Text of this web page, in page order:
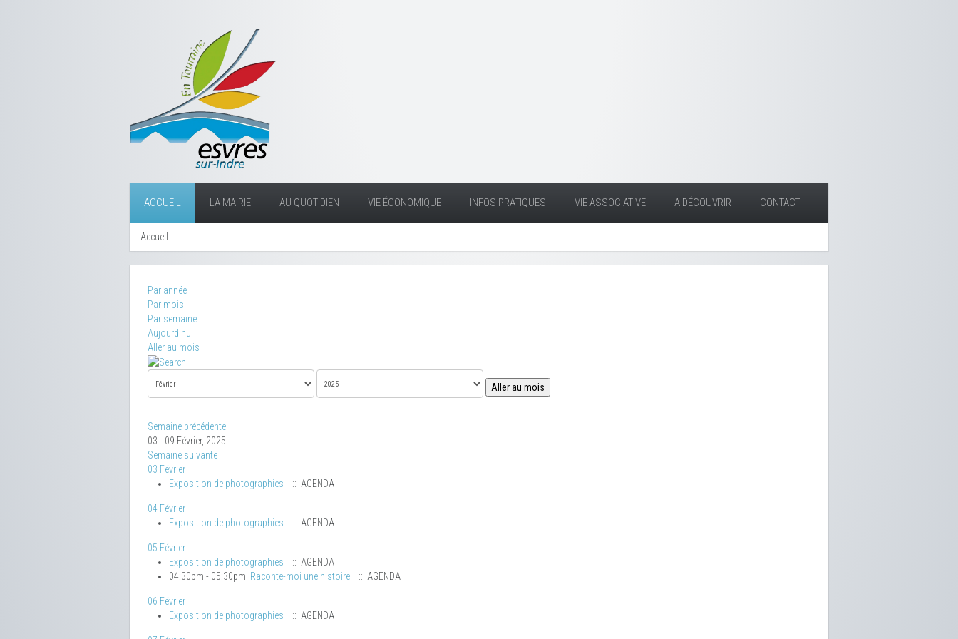
ACCUEIL LA MAIRIE AU QUOTIDIEN VIE ÉCONOMIQUE INFOS PRATIQUES VIE ASSOCIATIVE A DÉCOUVRIR CONTACT
Accueil
Par année
Par mois
Par semaine
Aujourd'hui
Aller au mois
Aller au mois
Semaine précédente
03 - 09 Février, 2025
Semaine suivante
03 Février
Exposition de photographies
:: AGENDA
04 Février
Exposition de photographies
:: AGENDA
05 Février
Exposition de photographies
:: AGENDA
04:30pm - 05:30pm Raconte-moi une histoire :: AGENDA
06 Février
Exposition de photographies
:: AGENDA